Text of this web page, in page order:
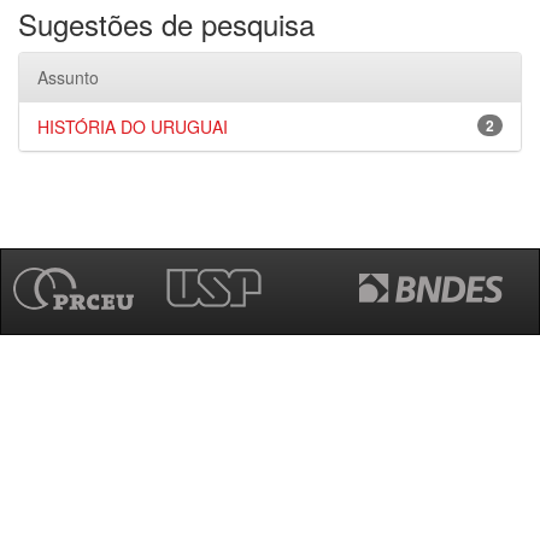
Sugestões de pesquisa
Assunto
2
HISTÓRIA DO URUGUAI